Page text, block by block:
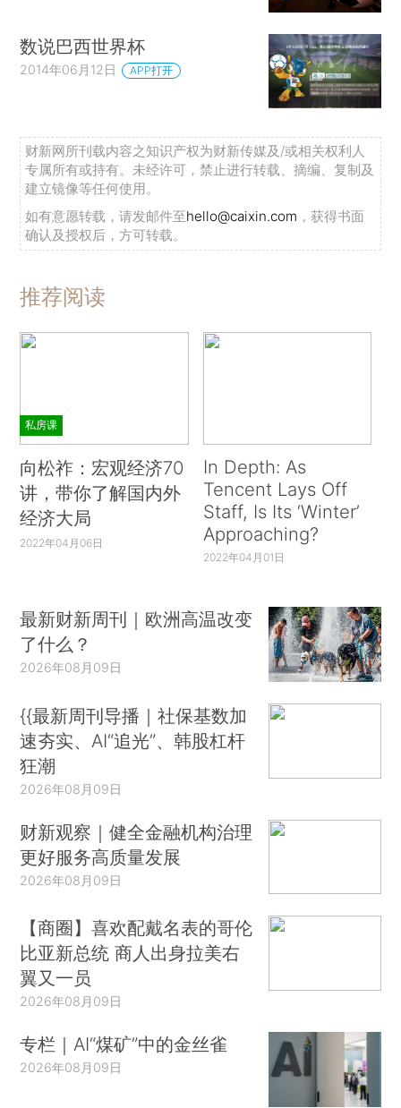
数说巴西世界杯
2014年06月12日 APP打开
财新网所刊载内容之知识产权为财新传媒及/或相关权利人
专属所有或持有。未经许可，禁止进行转载、摘编、复制及
建立镜像等任何使用。
如有意愿转载，请发邮件至hello@caixin.com ，获得书面
确认及授权后，方可转载。
推荐阅读
私房课
向松祚：宏观经济70
讲，带你了解国内外
经济大局
2022年04月06日
In Depth: As
Tencent Lays Off
Staff, Is Its ‘Winter’
Approaching?
2022年04月01日
最新财新周刊｜欧洲高温改变
了什么？
2026年08月09日
{{最新周刊导播｜社保基数加
速夯实、AI“追光”、韩股杠杆
狂潮
2026年08月09日
财新观察｜健全金融机构治理
更好服务高质量发展
2026年08月09日
【商圈】喜欢配戴名表的哥伦
比亚新总统 商人出身拉美右
翼又一员
2026年08月09日
专栏｜AI“煤矿”中的金丝雀
2026年08月09日